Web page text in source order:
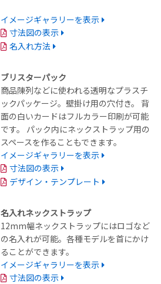
イメージギャラリーを表示
寸法図の表示
名入れ方法
ブリスターパック
商品陳列などに使われる透明なプラスチ
ックパッケージ。壁掛け用の穴付き。 背
面の白いカードはフルカラー印刷が可能
です。 パック内にネックストラップ用の
スペースを作ることもできます。
イメージギャラリーを表示
寸法図の表示
デザイン・テンプレート
名入れネックストラップ
12mm幅ネックストラップにはロゴなど
の名入れが可能。各種モデルを首にかけ
ることができます。
イメージギャラリーを表示
寸法図の表示